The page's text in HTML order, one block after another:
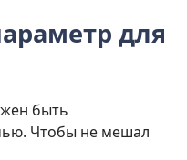
для
быть
Чтобы не мешал